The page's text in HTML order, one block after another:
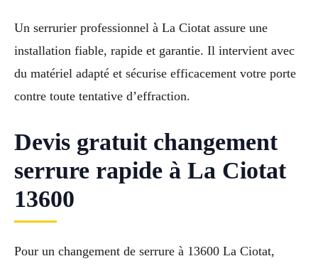
Un serrurier professionnel à La Ciotat assure une
installation fiable, rapide et garantie. Il intervient avec
du matériel adapté et sécurise efficacement votre porte
contre toute tentative d’effraction.
Devis gratuit changement
serrure rapide à La Ciotat
13600
Pour un changement de serrure à 13600 La Ciotat,